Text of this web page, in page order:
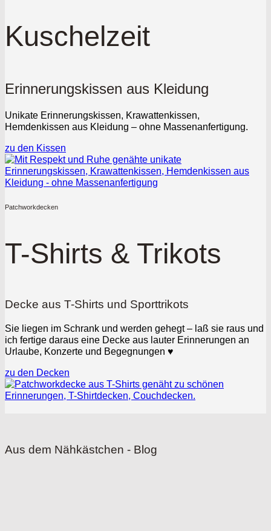
Kuschelzeit
Erinnerungskissen aus Kleidung
Unikate Erinnerungskissen, Krawattenkissen,
Hemdenkissen aus Kleidung – ohne Massenanfertigung.
zu den Kissen
Patchworkdecken
T-Shirts & Trikots
Decke aus T-Shirts und Sporttrikots
Sie liegen im Schrank und werden gehegt – laß sie raus und
ich fertige daraus eine Decke aus lauter Erinnerungen an
Urlaube, Konzerte und Begegnungen ♥
zu den Decken
Aus dem Nähkästchen - Blog